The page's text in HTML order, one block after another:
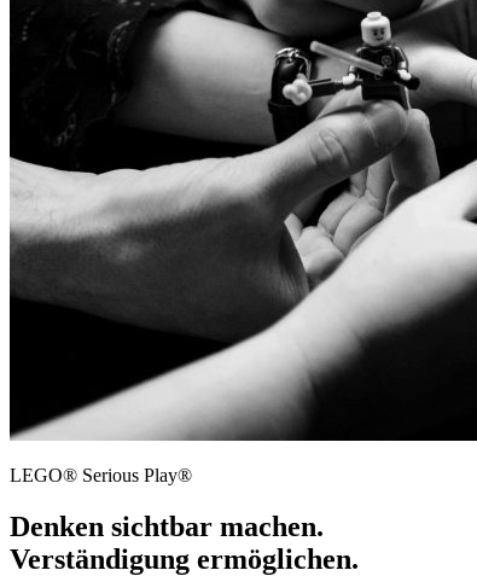
LEGO® Serious Play®
Denken sichtbar machen.
Verständigung ermöglichen.